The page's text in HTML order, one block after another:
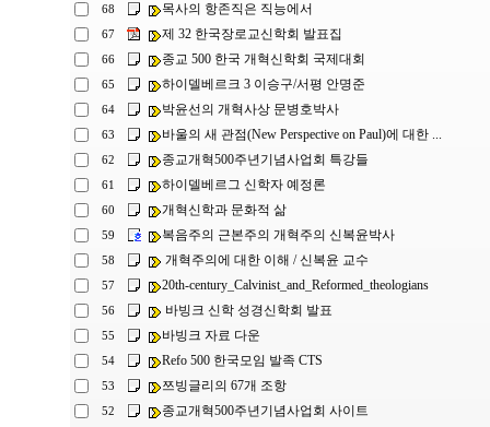
68 목사의 항존직은 직능에서
67 제 32 한국장로교신학회 발표집
66 종교 500 한국 개혁신학회 국제대회
65 하이델베르크 3 이승구/서평 안명준
64 박윤선의 개혁사상 문병호박사
63 바울의 새 관점(New Perspective on Paul)에 대한 ...
62 종교개혁500주년기념사업회 특강들
61 하이델베르그 신학자 예정론
60 개혁신학과 문화적 삶
59 복음주의 근본주의 개혁주의 신복윤박사
58 개혁주의에 대한 이해 / 신복윤 교수
57 20th-century_Calvinist_and_Reformed_theologians
56 바빙크 신학 성경신학회 발표
55 바빙크 자료 다운
54 Refo 500 한국모임 발족 CTS
53 쯔빙글리의 67개 조항
52 종교개혁500주년기념사업회 사이트